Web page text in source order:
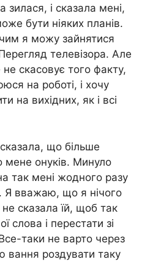
зилася, і сказала мені,
бути ніяких планів.
я можу зайнятися
телевізора. Але
скасовує того факту,
на роботі, і хочу
на вихідних, як і всі
що більше
мене онуків. Минуло
так мені жодного разу
Я вважаю, що я нічого
сказала їй, щоб так
слова і перестати зі
таки не варто через
вання роздувати таку